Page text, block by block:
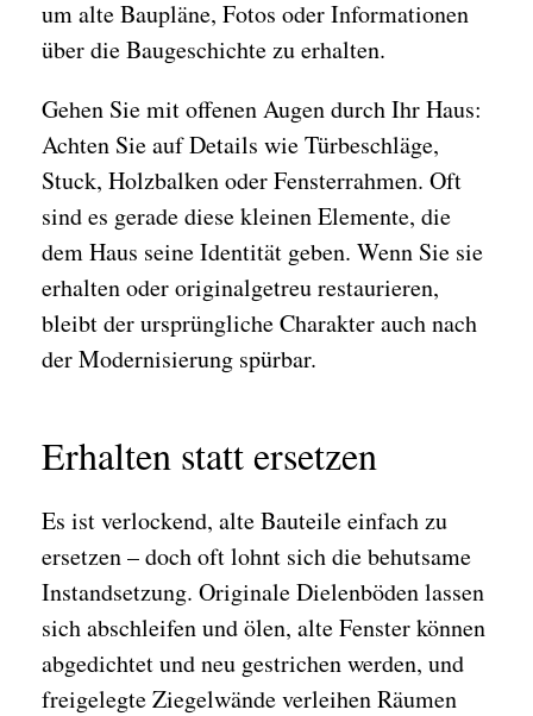
um alte Baupläne, Fotos oder Informationen
über die Baugeschichte zu erhalten.
Gehen Sie mit offenen Augen durch Ihr Haus:
Achten Sie auf Details wie Türbeschläge,
Stuck, Holzbalken oder Fensterrahmen. Oft
sind es gerade diese kleinen Elemente, die
dem Haus seine Identität geben. Wenn Sie sie
erhalten oder originalgetreu restaurieren,
bleibt der ursprüngliche Charakter auch nach
der Modernisierung spürbar.
Erhalten statt ersetzen
Es ist verlockend, alte Bauteile einfach zu
ersetzen – doch oft lohnt sich die behutsame
Instandsetzung. Originale Dielenböden lassen
sich abschleifen und ölen, alte Fenster können
abgedichtet und neu gestrichen werden, und
freigelegte Ziegelwände verleihen Räumen